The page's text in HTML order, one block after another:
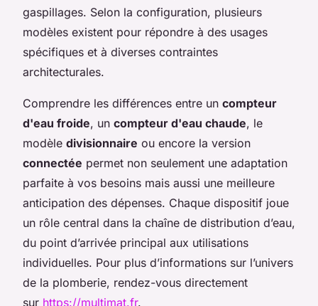
gaspillages. Selon la configuration, plusieurs
modèles existent pour répondre à des usages
spécifiques et à diverses contraintes
architecturales.
Comprendre les différences entre un compteur
d'eau froide, un compteur d'eau chaude, le
modèle divisionnaire ou encore la version
connectée permet non seulement une adaptation
parfaite à vos besoins mais aussi une meilleure
anticipation des dépenses. Chaque dispositif joue
un rôle central dans la chaîne de distribution d’eau,
du point d’arrivée principal aux utilisations
individuelles. Pour plus d’informations sur l’univers
de la plomberie, rendez-vous directement
sur https://multimat.fr.